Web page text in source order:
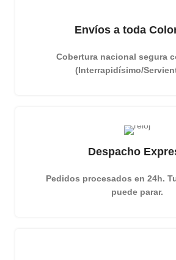
Envíos a toda
Cobertura nacional segura
(Interrapidísimo/
Despacho
Pedidos procesados en 24h.
puede parar.